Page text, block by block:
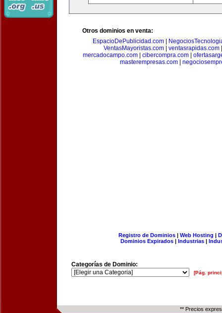
Otros dominios en venta:
EspacioDePublicidad.com|
VentasMayoristas.com
ventasrapidas.com
mercadocampo.com
cibercompra.com
masterempresas.com|
Registro de Dominios| Web Hosting |
Dominios Expirados | Industrias |
Categorías de Dominio:
[Pág.
** Precios